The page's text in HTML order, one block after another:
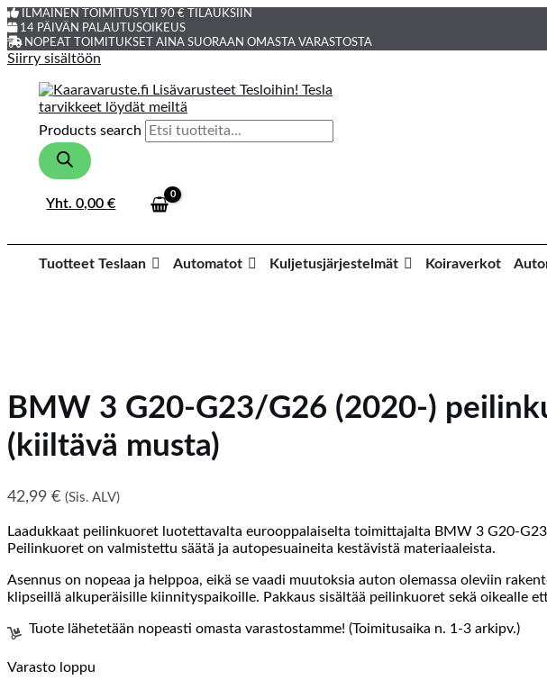
ILMAINEN TOIMITUS YLI 90 € TILAUKSIIN
14 PÄIVÄN PALAUTUSOIKEUS
NOPEAT TOIMITUKSET AINA SUORAAN OMASTA VARASTOSTA
Siirry sisältöön
Products search
Yht.0,00€
Tuotteet Teslaan Automatot Kuljetusjärjestelmät Koiraverkot
BMW 3 G20-G23/G26 (2020-)
(kiiltävä musta)
42,99 € (Sis. ALV)
Laadukkaat peilinkuoret luotettavalta eurooppalaiselta toimittajalta BMW 3 G20-
Peilinkuoret on valmistettu säätä ja autopesuaineita kestävistä materiaaleista.
Asennus on nopeaa ja helppoa, eikä se vaadi muutoksia auton olemassa oleviin
klipseillä alkuperäisille kiinnityspaikoille. Pakkaus sisältää peilinkuoret sekä oikealle
Tuote lähetetään nopeasti omasta varastostamme! (Toimitusaika n. 1-3 arkipv.)
Varasto loppu